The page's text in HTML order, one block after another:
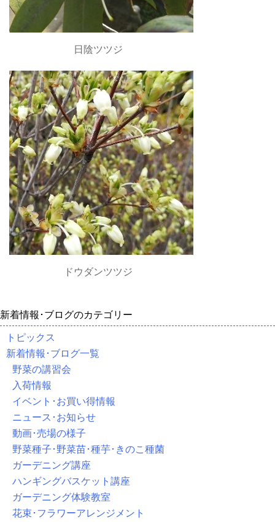
日陰ツツジ
ドウダンツツジ
新着情報･ブログのカテゴリー
トピックス
新着情報･ブログ一覧
野菜の講習会
入荷情報
イベント･お買い得情報
ニュース･お知らせ
動画･売場の様子
野菜種子･野菜苗･種芋･きのこ種菌
ガーデニング講座
ハンギングバスケット講座
ガーデニング体験教室
花束･フラワーアレンジメント